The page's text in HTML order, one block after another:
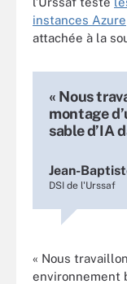
instances Azure
attachée à la
« Nous
montage
sable d’IA
Jean-
DSI de l'Urssaf
« Nous
environnement